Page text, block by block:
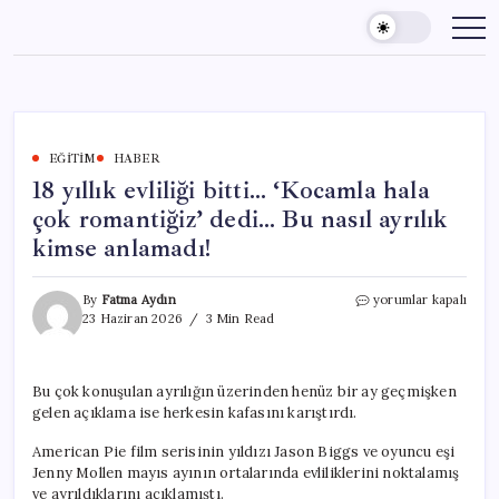
content
EĞITIM HABER
18 yıllık evliliği bitti… ‘Kocamla hala
çok romantiğiz’ dedi… Bu nasıl ayrılık
kimse anlamadı!
By Fatma Aydın
23 Haziran 2026
3 Min Read
18
hala
dedi…
Bu
yorumlar kapalı
Bu çok konuşulan ayrılığın üzerinden henüz bir ay geçmişken
gelen açıklama ise herkesin kafasını karıştırdı.
American Pie film serisinin yıldızı Jason Biggs ve oyuncu eşi
Jenny Mollen mayıs ayının ortalarında evliliklerini noktalamış
ve ayrıldıklarını açıklamıştı.